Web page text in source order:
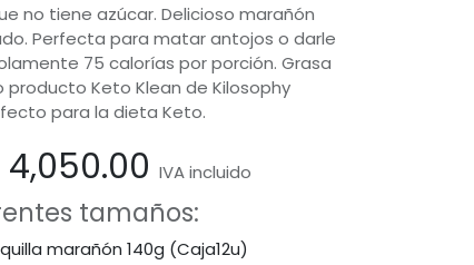
no tiene azúcar. Delicioso marañón
Perfecta para matar antojos o darle
75 calorías por porción. Grasa
Keto Klean de Kilosophy
para la dieta Keto.
4,050.00 IVA incluido
tamaños:
marañón 140g (Caja12u)